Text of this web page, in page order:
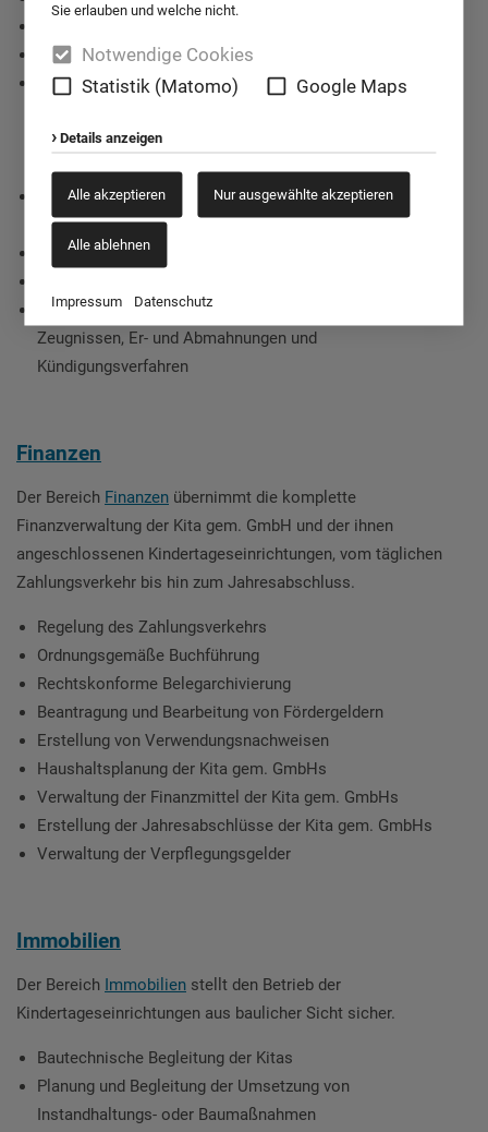
Sie erlauben und welche nicht.
Notwendige Cookies
Statistik (Matomo)
Google Maps
Details anzeigen
Alle akzeptieren Nur ausgewählte akzeptieren
Alle ablehnen
Impressum Datenschutz
Meldungen an Behörden (BG, Arbeitsamt, etc.)
Datenerfassung und -bereitstellung zur Erfüllung
betriebliches Eingliederungsmanagement,
Ausgleichsabgabe, etc.)
Durchführung des betrieblichen
Eingliederungsmanagements
Informationen zu gesetzlichen und tariflichen Änderungen
Unterstützung bei bzw. Durchführung der Ausstellung von
Zeugnissen, Er- und Abmahnungen und
Kündigungsverfahren
Finanzen
Der Bereich Finanzen übernimmt die komplette
Finanzverwaltung der Kita gem. GmbH und der ihnen
angeschlossenen Kindertageseinrichtungen, vom täglichen
Zahlungsverkehr bis hin zum Jahresabschluss.
Regelung des Zahlungsverkehrs
Ordnungsgemäße Buchführung
Rechtskonforme Belegarchivierung
Beantragung und Bearbeitung von Fördergeldern
Erstellung von Verwendungsnachweisen
Haushaltsplanung der Kita gem. GmbHs
Verwaltung der Finanzmittel der Kita gem. GmbHs
Erstellung der Jahresabschlüsse der Kita gem. GmbHs
Verwaltung der Verpflegungsgelder
Immobilien
Der Bereich Immobilien stellt den Betrieb der
Kindertageseinrichtungen aus baulicher Sicht sicher.
Bautechnische Begleitung der Kitas
Planung und Begleitung der Umsetzung von
Instandhaltungs- oder Baumaßnahmen